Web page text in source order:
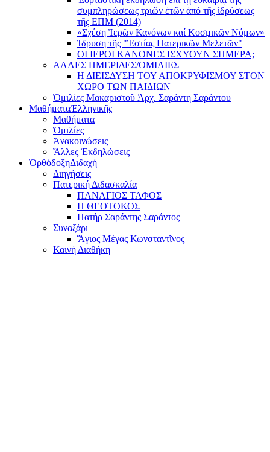
συμπληρώσεως τριῶν ἐτῶν ἀπό τῆς ἱδρύσεως
τῆς ΕΠΜ (2014)
«Σχέση Ἱερῶν Κανόνων καί Κοσμικῶν Νόμων»
Ίδρυση τῆς "Ἑστίας Πατερικῶν Μελετῶν"
ΟΙ ΙΕΡΟΙ ΚΑΝΟΝΕΣ ΙΣΧΥΟΥΝ ΣΗΜΕΡΑ;
ΑΛΛΕΣ ΗΜΕΡΙΔΕΣ/ΟΜΙΛΙΕΣ
Η ΔΙΕΙΣΔΥΣΗ ΤΟΥ ΑΠΟΚΡΥΦΙΣΜΟΥ ΣΤΟΝ
ΧΩΡΟ ΤΩΝ ΠΑΙΔΙΩΝ
Ὁμιλίες Μακαριστοῦ Ἀρχ. Σαράντη Σαράντου
ΜαθήματαἙλληνικῆς
Μαθήματα
Ὁμιλίες
Ἀνακοινώσεις
Ἄλλες Ἐκδηλώσεις
ὈρθόδοξηΔιδαχή
Διηγήσεις
Πατερική Διδασκαλία
ΠΑΝΑΓΙΟΣ ΤΑΦΟΣ
Η ΘΕΟΤΟΚΟΣ
Πατήρ Σαράντης Σαράντος
Συναξάρι
Ἅγιος Μέγας Κωνσταντῖνος
Καινή Διαθήκη